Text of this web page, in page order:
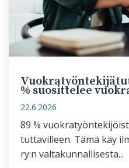
% suosittelee
22.6.2026
89 %
tuttavilleen. Tämä käy
ry:n valtakunnallisesta...